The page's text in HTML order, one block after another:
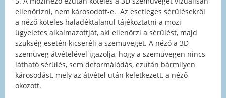
ellenőrizni, nem károsodott-e. Az esetleges sérülésekről
a néző köteles haladéktalanul tájékoztatni a mozi
ügyeletes alkalmazottját, aki ellenőrzi a sérülést, majd
szükség esetén kicseréli a szemüveget. A néző a 3D
szemüveg átvételével igazolja, hogy a szemüvegen nincs
látható sérülés, sem deformálódás, ezután bármilyen
károsodást, mely az átvétel után keletkezett, a néző
okozott.